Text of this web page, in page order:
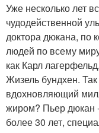
Уже несколько лет
чудодейственной
доктора дюкана, по
людей по всему
как Карл
Жизель бундхен.
вдохновляющий
жиром? Пьер дюкан
более 30 лет,